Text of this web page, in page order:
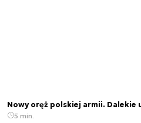
Nowy oręż polskiej armii.
5 min.